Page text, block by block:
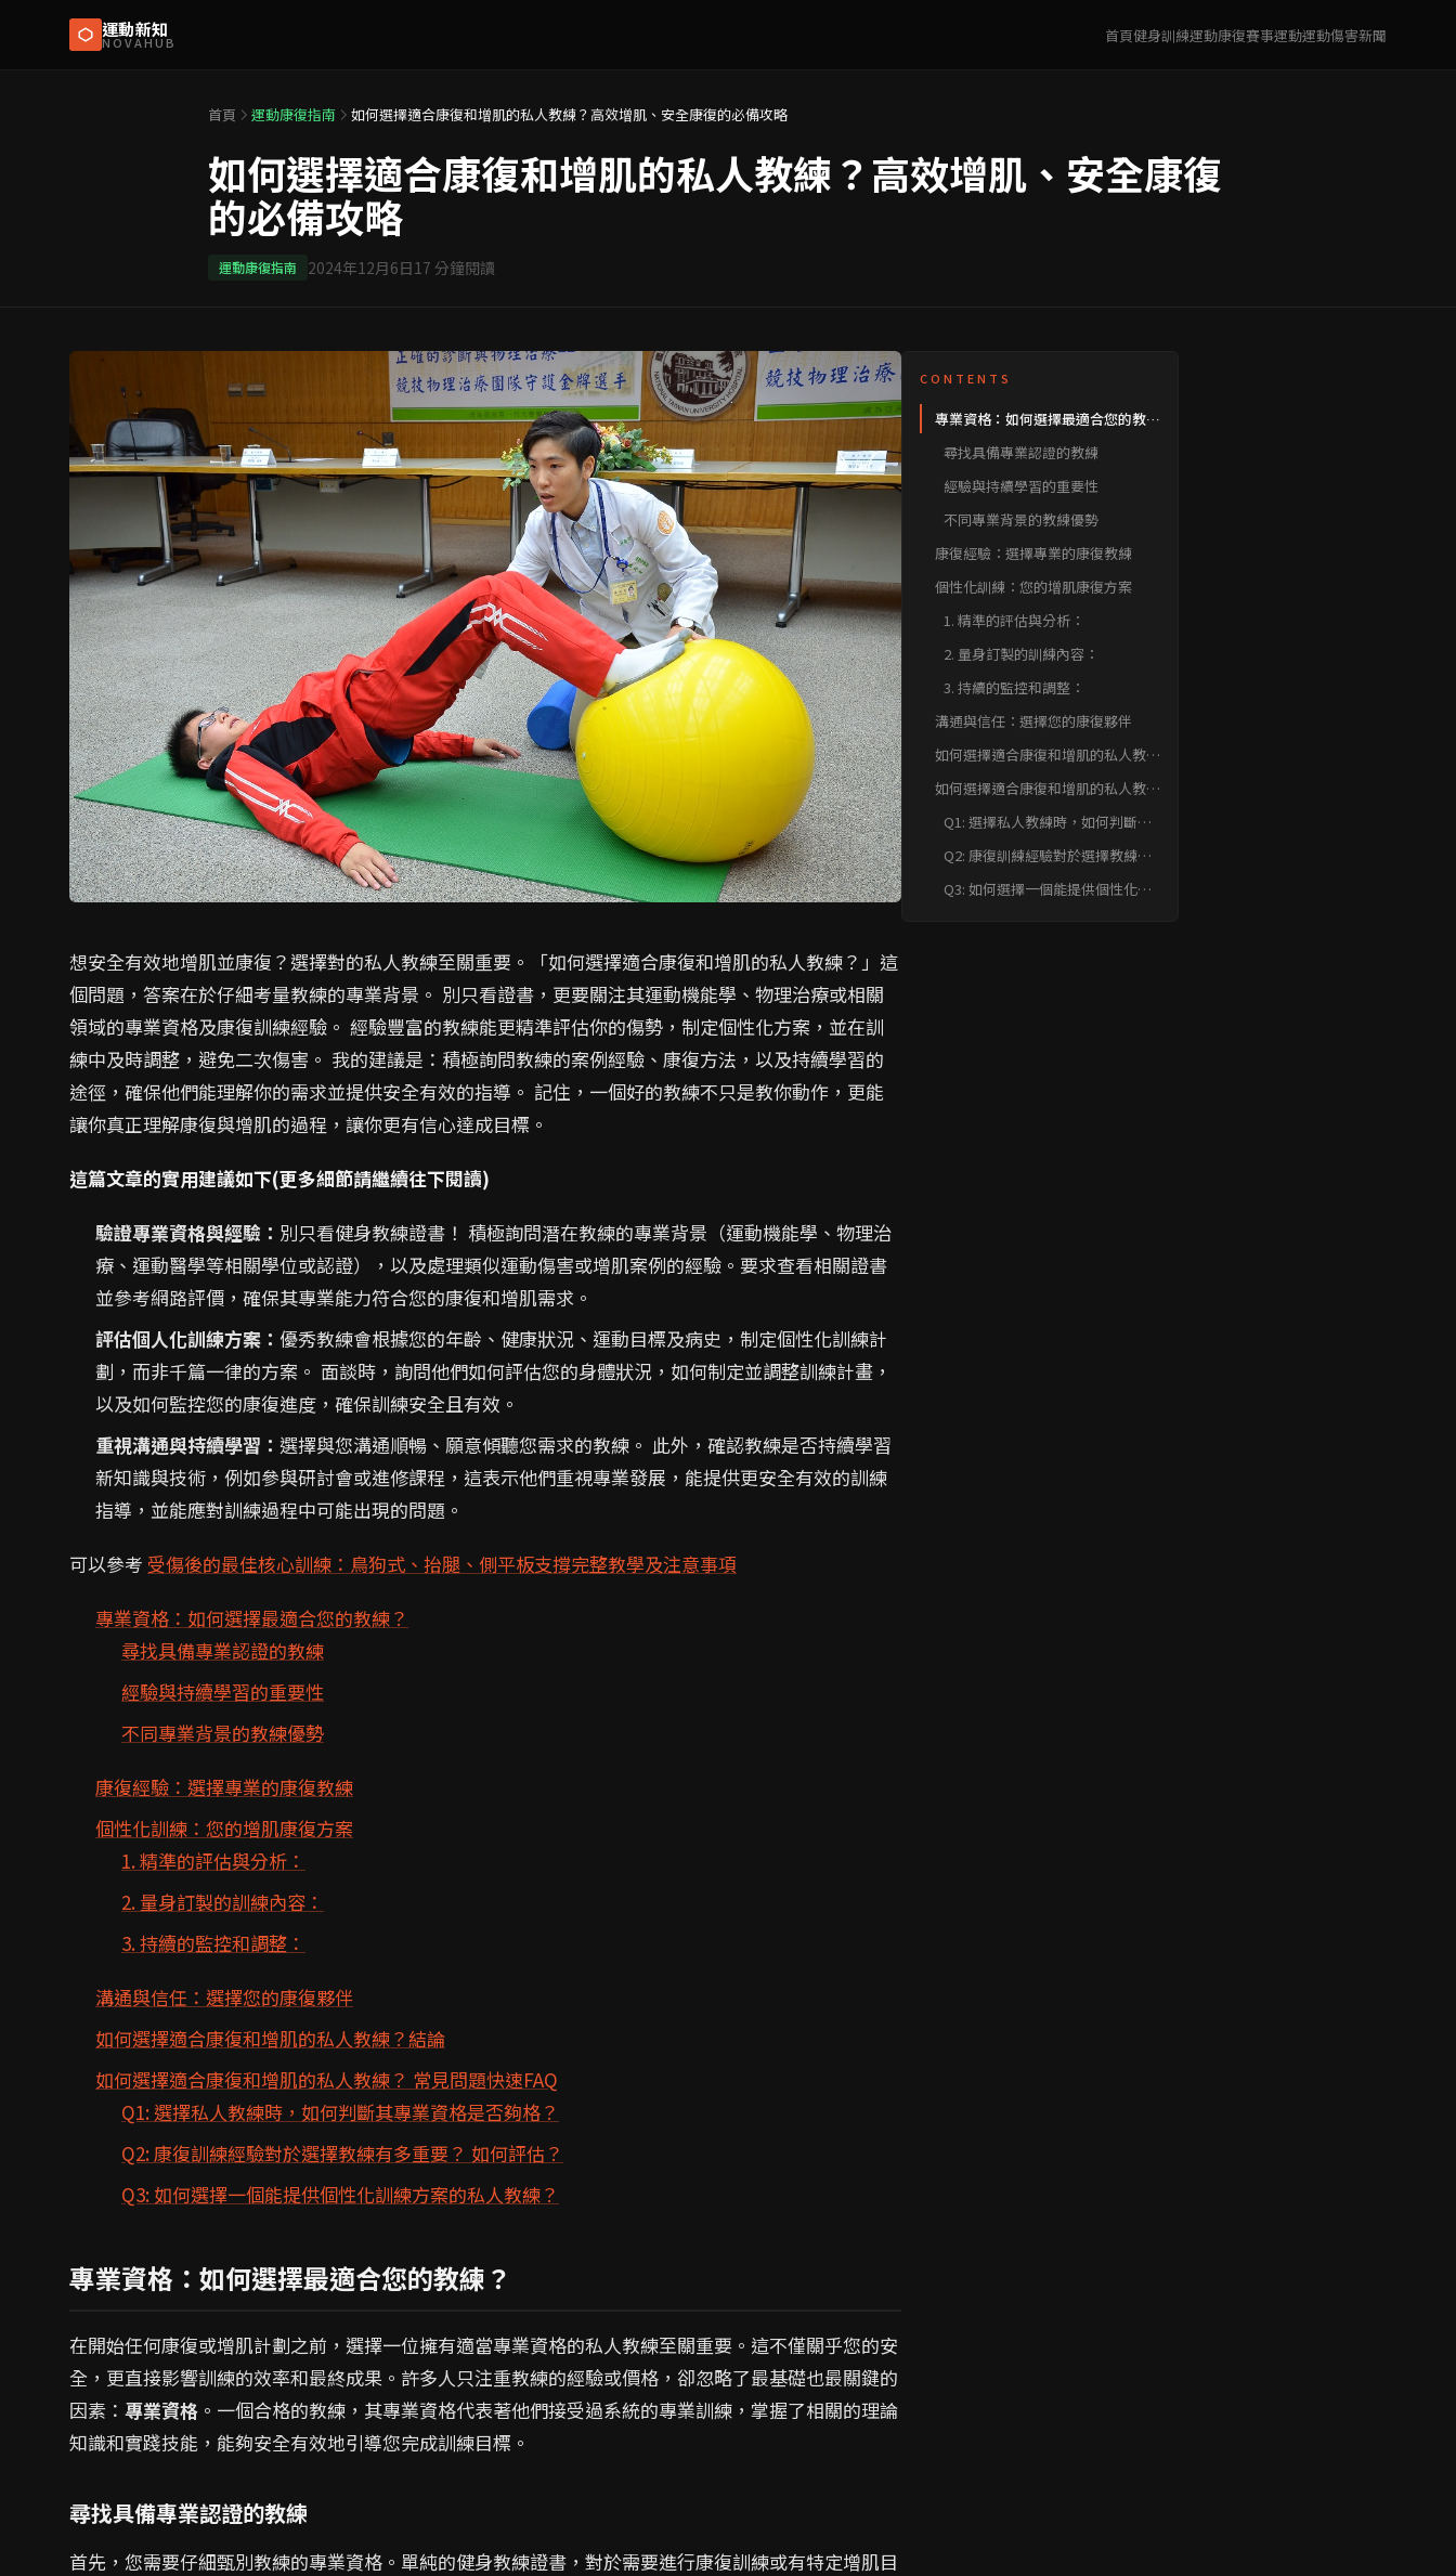
運動新知
NOVAHUB 首頁健身訓練運動康復賽事運動運動傷害新聞
首頁 運動康復指南 如何選擇適合康復和增肌的私人教練？高效增肌、安全康復的必備攻略
如何選擇適合康復和增肌的私人教練？高效增肌、安全康復
的必備攻略
運動康復指南 2024年12月6日17 分鐘閱讀
想安全有效地增肌並康復？選擇對的私人教練至關重要。「如何選擇適合康復和增肌的私人教練？」這
個問題，答案在於仔細考量教練的專業背景。 別只看證書，更要關注其運動機能學、物理治療或相關
領域的專業資格及康復訓練經驗。 經驗豐富的教練能更精準評估你的傷勢，制定個性化方案，並在訓
練中及時調整，避免二次傷害。 我的建議是：積極詢問教練的案例經驗、康復方法，以及持續學習的
途徑，確保他們能理解你的需求並提供安全有效的指導。 記住，一個好的教練不只是教你動作，更能
讓你真正理解康復與增肌的過程，讓你更有信心達成目標。
這篇文章的實用建議如下(更多細節請繼續往下閱讀)
驗證專業資格與經驗： 別只看健身教練證書！ 積極詢問潛在教練的專業背景（運動機能學、物理治
療、運動醫學等相關學位或認證），以及處理類似運動傷害或增肌案例的經驗。要求查看相關證書
並參考網路評價，確保其專業能力符合您的康復和增肌需求。
評估個人化訓練方案： 優秀教練會根據您的年齡、健康狀況、運動目標及病史，制定個性化訓練計
劃，而非千篇一律的方案。 面談時，詢問他們如何評估您的身體狀況，如何制定並調整訓練計畫，
以及如何監控您的康復進度，確保訓練安全且有效。
重視溝通與持續學習： 選擇與您溝通順暢、願意傾聽您需求的教練。 此外，確認教練是否持續學習
新知識與技術，例如參與研討會或進修課程，這表示他們重視專業發展，能提供更安全有效的訓練
指導，並能應對訓練過程中可能出現的問題。
可以參考 受傷後的最佳核心訓練：鳥狗式、抬腿、側平板支撐完整教學及注意事項
專業資格：如何選擇最適合您的教練？
尋找具備專業認證的教練
經驗與持續學習的重要性
不同專業背景的教練優勢
康復經驗：選擇專業的康復教練
個性化訓練：您的增肌康復方案
1. 精準的評估與分析：
2. 量身訂製的訓練內容：
3. 持續的監控和調整：
溝通與信任：選擇您的康復夥伴
如何選擇適合康復和增肌的私人教練？結論
如何選擇適合康復和增肌的私人教練？ 常見問題快速FAQ
Q1: 選擇私人教練時，如何判斷其專業資格是否夠格？
Q2: 康復訓練經驗對於選擇教練有多重要？ 如何評估？
Q3: 如何選擇一個能提供個性化訓練方案的私人教練？
專業資格：如何選擇最適合您的教練？
在開始任何康復或增肌計劃之前，選擇一位擁有適當專業資格的私人教練至關重要。這不僅關乎您的安
全，更直接影響訓練的效率和最終成果。許多人只注重教練的經驗或價格，卻忽略了最基礎也最關鍵的
因素： 專業資格 。一個合格的教練，其專業資格代表著他們接受過系統的專業訓練，掌握了相關的理論
知識和實踐技能，能夠安全有效地引導您完成訓練目標。
尋找具備專業認證的教練
首先，您需要仔細甄別教練的專業資格。單純的健身教練證書，對於需要進行康復訓練或有特定增肌目
CONTENTS
專業資格：如何選擇最適合您的教
尋找具備專業認證的教練
經驗與持續學習的重要性
不同專業背景的教練優勢
康復經驗：選擇專業的康復教練
個性化訓練：您的增肌康復方案
1. 精準的評估與分析：
2. 量身訂製的訓練內容：
3. 持續的監控和調整：
溝通與信任：選擇您的康復夥伴
如何選擇適合康復和增肌的私人教
如何選擇適合康復和增肌的私人教
Q1: 選擇私人教練時，如何判斷其
Q2: 康復訓練經驗對於選擇教練有
Q3: 如何選擇一個能提供個性化訓